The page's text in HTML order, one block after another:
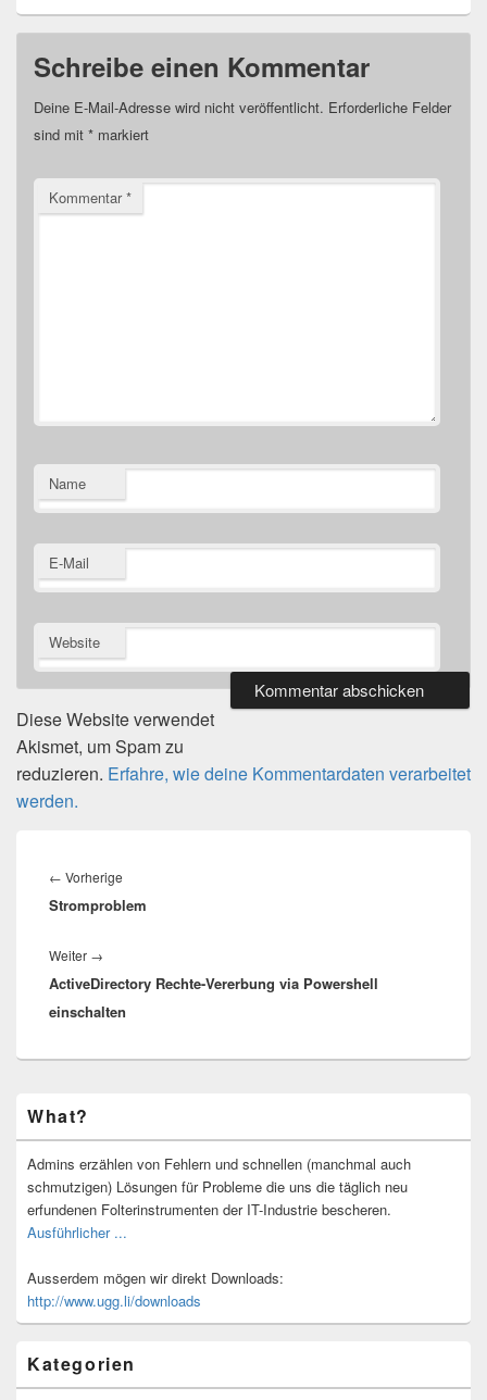
Schreibe einen Kommentar
Deine E-Mail-Adresse wird nicht veröffentlicht. Erforderliche Felder
sind mit * markiert
Kommentar*
Name
E-Mail
Website
Diese Website verwendet
Akismet, um Spam zu
reduzieren. Erfahre, wie deine Kommentardaten verarbeitet
werden.
← Vorherige
Beitrag:
Stromproblem
Weiter →
Beitrag:
ActiveDirectory Rechte-Vererbung via Powershell
einschalten
Seitenleisten-
Widgetbereich
What?
Admins erzählen von Fehlern und schnellen (manchmal auch
schmutzigen) Lösungen für Probleme die uns die täglich neu
erfundenen Folterinstrumenten der IT-Industrie bescheren.
Ausführlicher ...
Ausserdem mögen wir direkt Downloads:
http://www.ugg.li/downloads
Kategorien